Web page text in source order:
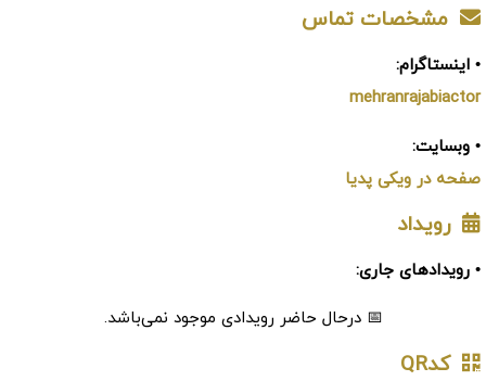
مشخصات تماس
• اینستاگرام:
mehranrajabiactor
• وبسایت:
صفحه در ویکی پدیا
رویداد
• رویدادهای جاری:
📅 درحال حاضر رویدادی موجود نمی‌باشد.
کدQR